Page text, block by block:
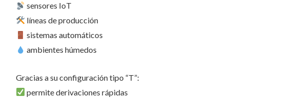
sensores IoT
líneas de producción
sistemas automáticos
ambientes húmedos
Gracias a su configuración tipo “T”:
permite derivaciones rápidas